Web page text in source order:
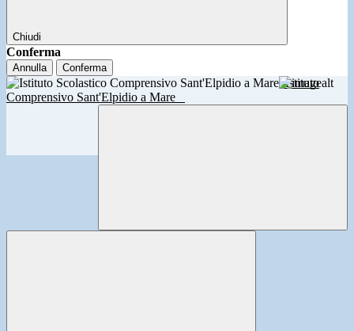
Chiudi
Conferma
Annulla Conferma
Istituto
Comprensivo Sant'Elpidio a Mare